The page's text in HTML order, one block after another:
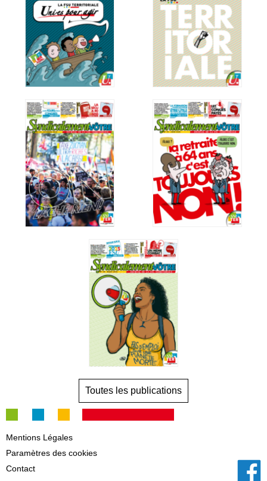
Toutes les publications
Mentions Légales
Paramètres des cookies
Contact